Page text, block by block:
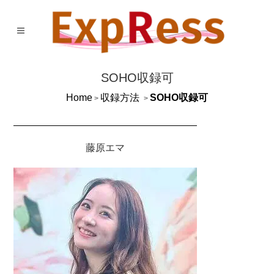
SOHO収録可
Home> 収録方法 > SOHO収録可
藤原エマ